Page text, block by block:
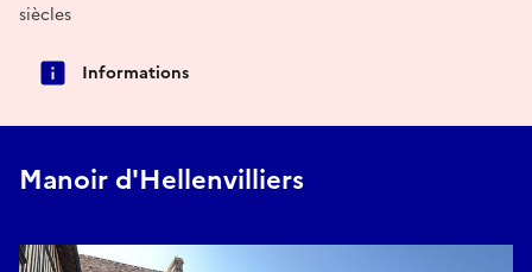
siècles
Informations
Manoir d'Hellenvilliers